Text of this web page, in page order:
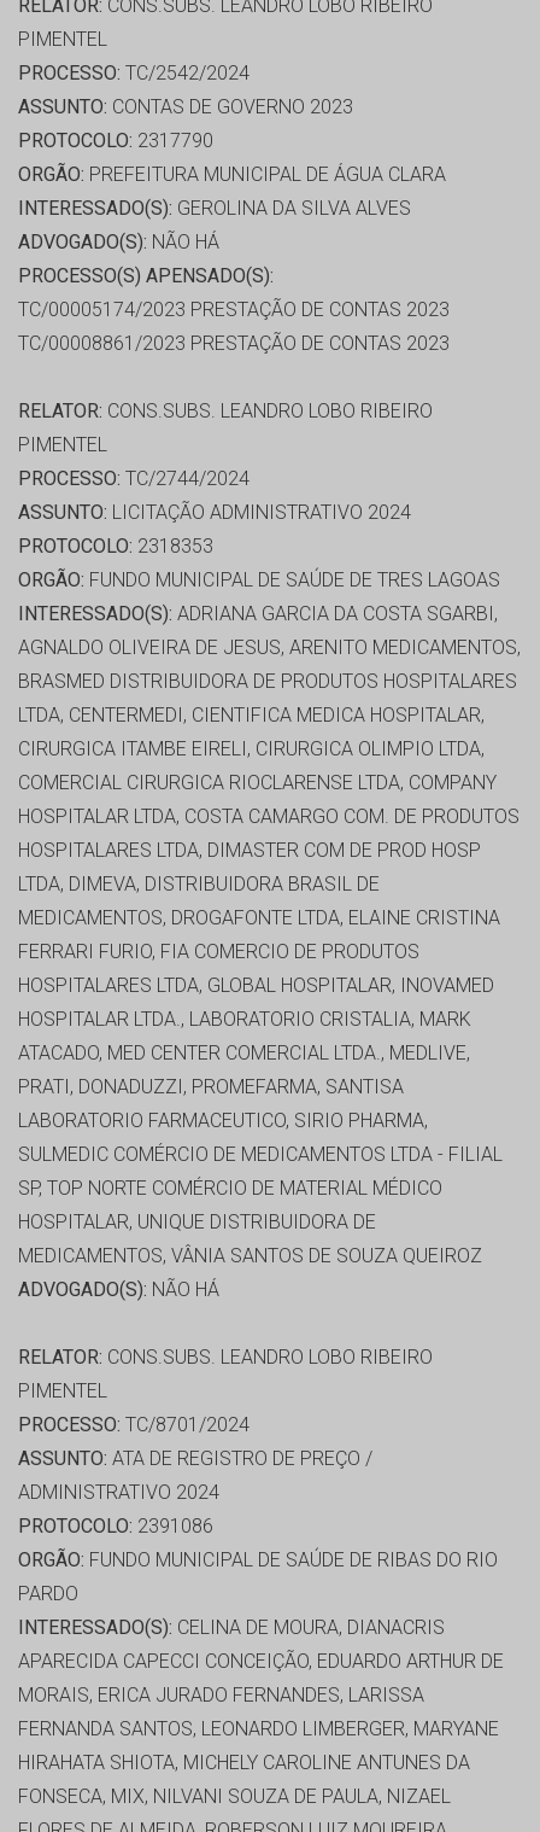
RELATOR: CONS.SUBS. LEANDRO LOBO RIBEIRO
PIMENTEL
PROCESSO: TC/2542/2024
ASSUNTO: CONTAS DE GOVERNO 2023
PROTOCOLO: 2317790
ORGÃO: PREFEITURA MUNICIPAL DE ÁGUA CLARA
INTERESSADO(S): GEROLINA DA SILVA ALVES
ADVOGADO(S): NÃO HÁ
PROCESSO(S) APENSADO(S):
TC/00005174/2023 PRESTAÇÃO DE CONTAS 2023
TC/00008861/2023 PRESTAÇÃO DE CONTAS 2023
RELATOR: CONS.SUBS. LEANDRO LOBO RIBEIRO
PIMENTEL
PROCESSO: TC/2744/2024
ASSUNTO: LICITAÇÃO ADMINISTRATIVO 2024
PROTOCOLO: 2318353
ORGÃO: FUNDO MUNICIPAL DE SAÚDE DE TRES LAGOAS
INTERESSADO(S): ADRIANA GARCIA DA COSTA SGARBI,
AGNALDO OLIVEIRA DE JESUS, ARENITO MEDICAMENTOS,
BRASMED DISTRIBUIDORA DE PRODUTOS HOSPITALARES
LTDA, CENTERMEDI, CIENTIFICA MEDICA HOSPITALAR,
CIRURGICA ITAMBE EIRELI, CIRURGICA OLIMPIO LTDA,
COMERCIAL CIRURGICA RIOCLARENSE LTDA, COMPANY
HOSPITALAR LTDA, COSTA CAMARGO COM. DE PRODUTOS
HOSPITALARES LTDA, DIMASTER COM DE PROD HOSP
LTDA, DIMEVA, DISTRIBUIDORA BRASIL DE
MEDICAMENTOS, DROGAFONTE LTDA, ELAINE CRISTINA
FERRARI FURIO, FIA COMERCIO DE PRODUTOS
HOSPITALARES LTDA, GLOBAL HOSPITALAR, INOVAMED
HOSPITALAR LTDA., LABORATORIO CRISTALIA, MARK
ATACADO, MED CENTER COMERCIAL LTDA., MEDLIVE,
PRATI, DONADUZZI, PROMEFARMA, SANTISA
LABORATORIO FARMACEUTICO, SIRIO PHARMA,
SULMEDIC COMÉRCIO DE MEDICAMENTOS LTDA - FILIAL
SP, TOP NORTE COMÉRCIO DE MATERIAL MÉDICO
HOSPITALAR, UNIQUE DISTRIBUIDORA DE
MEDICAMENTOS, VÂNIA SANTOS DE SOUZA QUEIROZ
ADVOGADO(S): NÃO HÁ
RELATOR: CONS.SUBS. LEANDRO LOBO RIBEIRO
PIMENTEL
PROCESSO: TC/8701/2024
ASSUNTO: ATA DE REGISTRO DE PREÇO /
ADMINISTRATIVO 2024
PROTOCOLO: 2391086
ORGÃO: FUNDO MUNICIPAL DE SAÚDE DE RIBAS DO RIO
PARDO
INTERESSADO(S): CELINA DE MOURA, DIANACRIS
APARECIDA CAPECCI CONCEIÇÃO, EDUARDO ARTHUR DE
MORAIS, ERICA JURADO FERNANDES, LARISSA
FERNANDA SANTOS, LEONARDO LIMBERGER, MARYANE
HIRAHATA SHIOTA, MICHELY CAROLINE ANTUNES DA
FONSECA, MIX, NILVANI SOUZA DE PAULA, NIZAEL